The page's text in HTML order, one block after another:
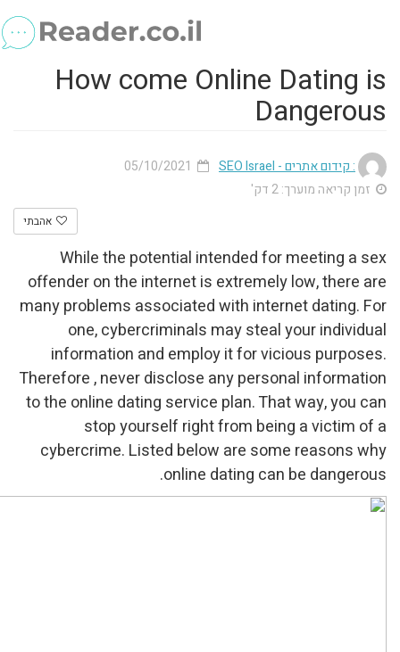
How come
05/10/2021
While the potential
offender on the internet
many problems
one, cybercriminals
information and
Therefore , never
to the online dating
stop yourself
cybercrime. Listed
online